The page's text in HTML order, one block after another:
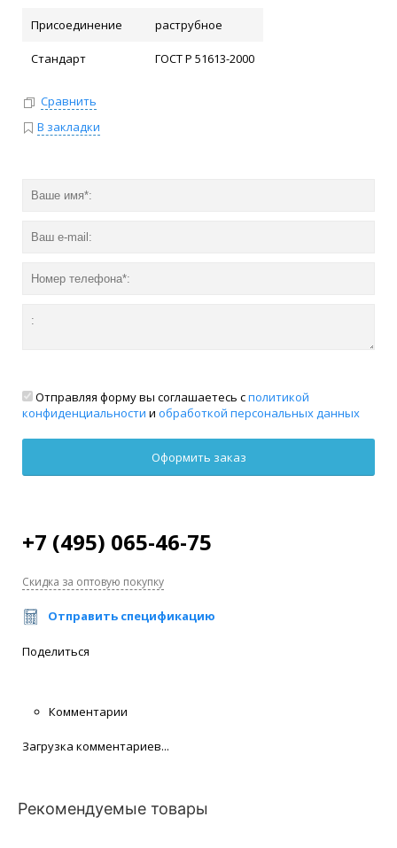
Присоединение раструбное
Стандарт ГОСТ Р 51613-2000
Сравнить
В закладки
Отправляя форму вы соглашаетесь сполитикой
конфиденциальности и обработкой персональных данных
+7 (495) 065-46-75
Скидка за оптовую покупку
Отправить спецификацию
Поделиться
Комментарии
Загрузка комментариев...
Рекомендуемые товары